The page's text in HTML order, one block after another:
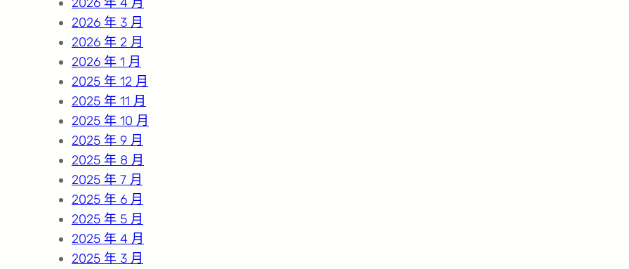
2026 年 3 月
2026 年 2 月
2026 年 1 月
2025 年 12 月
2025 年 11 月
2025 年 10 月
2025 年 9 月
2025 年 8 月
2025 年 7 月
2025 年 6 月
2025 年 5 月
2025 年 4 月
2025 年 3 月